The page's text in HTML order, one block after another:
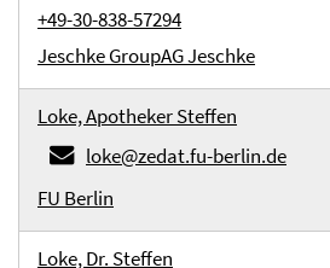
+49-30-838-57294
Jeschke GroupAG Jeschke
Loke, Apotheker Steffen
loke@zedat.fu-berlin.de
FU Berlin
Loke, Dr. Steffen